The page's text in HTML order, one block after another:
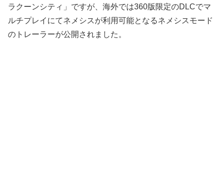
ラクーンシティ」ですが、海外では360版限定のDLCでマ
ルチプレイにてネメシスが利用可能となるネメシスモード
のトレーラーが公開されました。